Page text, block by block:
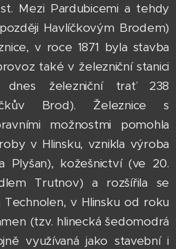
Mezi Pardubicemi a tehdy
Havlíčkovým Brodem)
v roce 1871 byla stavba
také v železniční stanici
dnes železniční trať 238
Brod). Železnice s
možnostmi pomohla
v Hlinsku, vznikla výroba
Plyšan), kožešnictví (ve 20.
Trutnov) a rozšířila se
v Hlinsku od roku
(tzv. hlinecká šedomodrá
využívaná jako stavební i